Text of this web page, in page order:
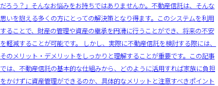
だろう？」そんなお悩みをお持ちではありませんか。不動産信託は、そんな
思いを抱える多くの方にとっての解決策となり得ます。このシステムを利用
することで、財産の管理や資産の継承を円滑に行うことができ、将来の不安
を軽減することが可能です。 しかし、実際に不動産信託を検討する際には、
そのメリット・デメリットをしっかりと理解することが重要です。この記事
では、不動産信託の基本的な仕組みから、どのように活用すれば家族に負担
をかけずに資産管理ができるのか、具体的なメリットと注意すべきポイント